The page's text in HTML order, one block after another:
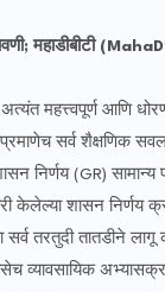
महाडीबीटी
अत्यंत महत्त्वपूर्ण आणि
सर्व शैक्षणिक
निर्णय (GR)
केलेल्या शासन निर्णय
तरतुदी तातडीने लागू
तसेच व्यावसायिक